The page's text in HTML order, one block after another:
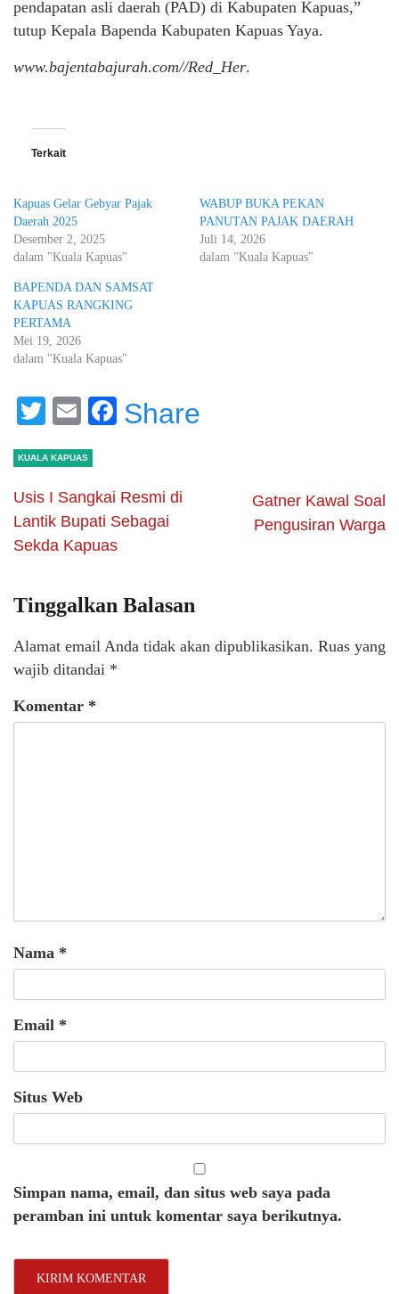
pendapatan asli daerah (PAD) di Kabupaten Kapuas,”
tutup Kepala Bapenda Kabupaten Kapuas Yaya.
www.bajentabajurah.com//Red_Her.
Terkait
Kapuas Gelar Gebyar Pajak
Daerah 2025
Desember 2, 2025
dalam "Kuala Kapuas"
WABUP BUKA PEKAN
PANUTAN PAJAK DAERAH
Juli 14, 2026
dalam "Kuala Kapuas"
BAPENDA DAN SAMSAT
KAPUAS RANGKING
PERTAMA
Mei 19, 2026
dalam "Kuala Kapuas"
Twitter
EmailFacebook
Share
KUALA KAPUAS
Usis I Sangkai Resmi di
Lantik Bupati Sebagai
Sekda Kapuas
Gatner Kawal Soal
Pengusiran Warga
Tinggalkan Balasan
Alamat email Anda tidak akan dipublikasikan. Ruas yang
wajib ditandai *
Komentar *
Nama *
Email *
Situs Web
Simpan nama, email, dan situs web saya pada
peramban ini untuk komentar saya berikutnya.